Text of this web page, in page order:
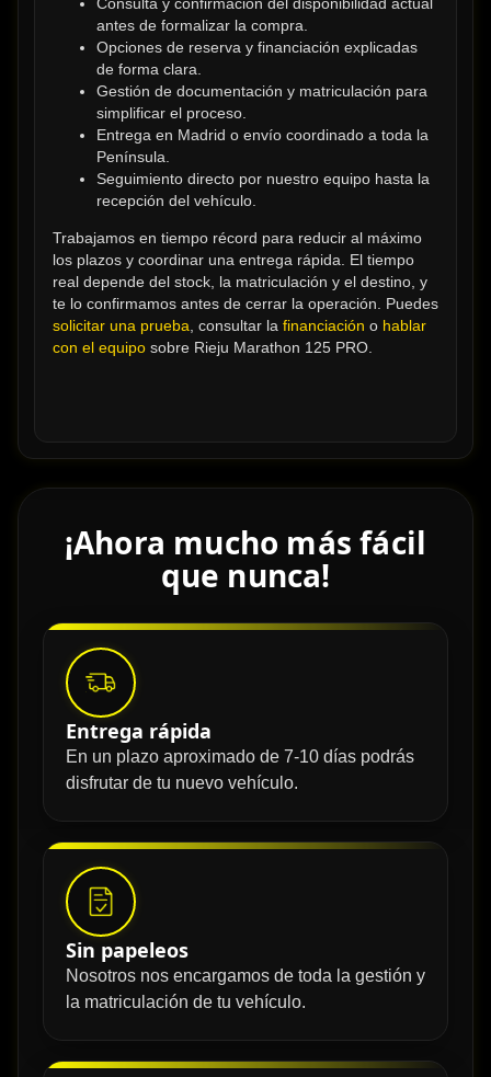
antes de formalizar la compra.
Opciones de reserva y financiación explicadas
de forma clara.
Gestión de documentación y matriculación para
simplificar el proceso.
Entrega en Madrid o envío coordinado a toda la
Península.
Seguimiento directo por nuestro equipo hasta la
recepción del vehículo.
Trabajamos en tiempo récord para reducir al máximo
los plazos y coordinar una entrega rápida. El tiempo
real depende del stock, la matriculación y el destino, y
solicitar una prueba , consultar la financiación o hablar
con el equipo sobre Rieju Marathon 125 PRO.
¡Ahora mucho más fácil
que nunca!
Entrega rápida
En un plazo aproximado de 7-10 días podrás
disfrutar de tu nuevo vehículo.
Sin papeleos
Nosotros nos encargamos de toda la gestión y
la matriculación de tu vehículo.